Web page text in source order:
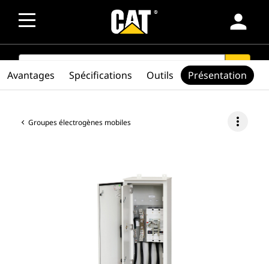
person
SEARCH search
Groupes électrogènes mobiles more_vert
Avantages Spécifications Outils Présentation